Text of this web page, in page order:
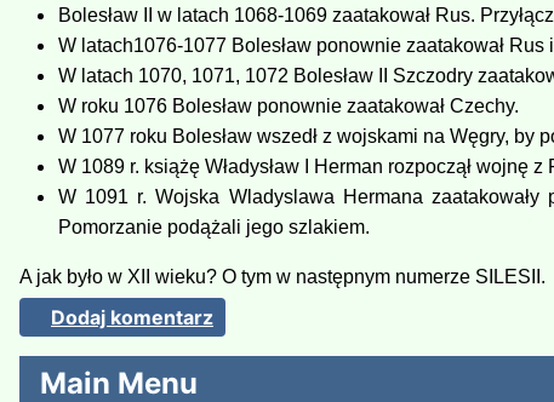
Main Menu
Bolesław II w latach 1068-1069 zaatakował Rus.
W latach1076-1077 Bolesław ponownie zaatakował Rus
W latach 1070, 1071, 1072 Bolesław II Szczodry
W roku 1076 Bolesław ponownie zaatakował Czechy.
W 1077 roku Bolesław wszedł z wojskami na Węgry, by
W 1089 r. książę Władysław I Herman rozpoczął wojnę
W 1091 r. Wojska Wladyslawa Hermana zaatakowały
Pomorzanie podążali jego szlakiem.
A jak było w XII wieku? O tym w następnym numerze SILESII.
Dodaj komentarz